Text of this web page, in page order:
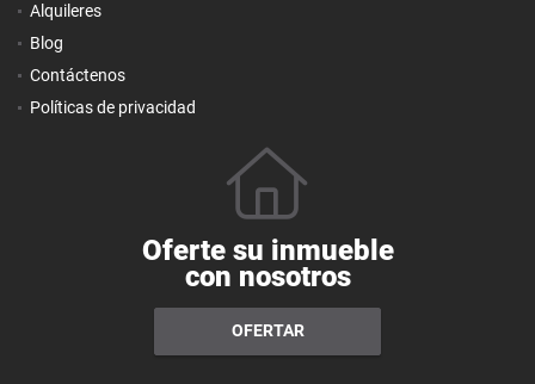
Alquileres
Blog
Contáctenos
Políticas de privacidad
Oferte su inmueble
con nosotros
OFERTAR